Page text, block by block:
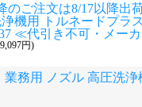
のご注文は8/17以降出
機用 トルネードプラ
≪代引き不可・メー
円)
業務用 ノズル 高圧洗浄